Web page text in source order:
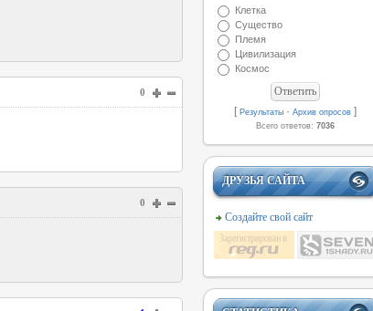
0
0
Клетка
Существо
Племя
Цивилизация
Космос
[ Результаты · Архив опросов ]
Всего ответов: 7036
ДРУЗЬЯ САЙТА
Создайте свой сайт